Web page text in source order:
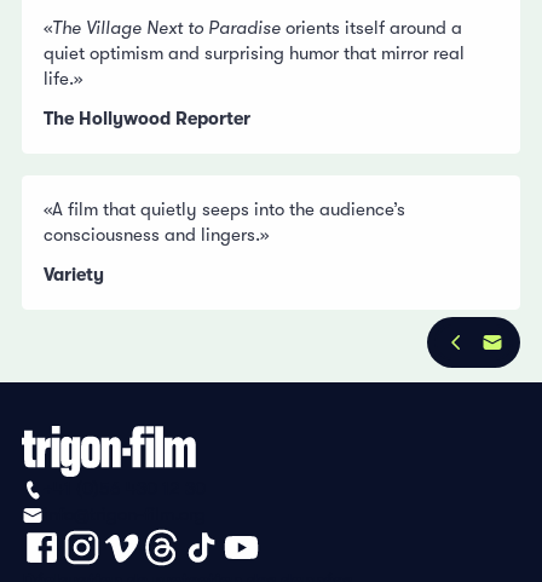
«The Village Next to Paradise orients itself around a
quiet optimism and surprising humor that mirror real
life.»
The Hollywood Reporter
«A film that quietly seeps into the audience’s
consciousness and lingers.»
Variety